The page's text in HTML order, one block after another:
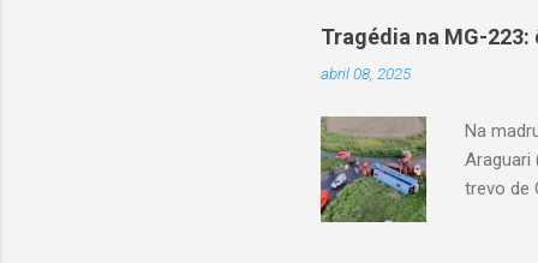
Tragédia na MG-
abril 08, 2025
Na
Araguari
trevo de